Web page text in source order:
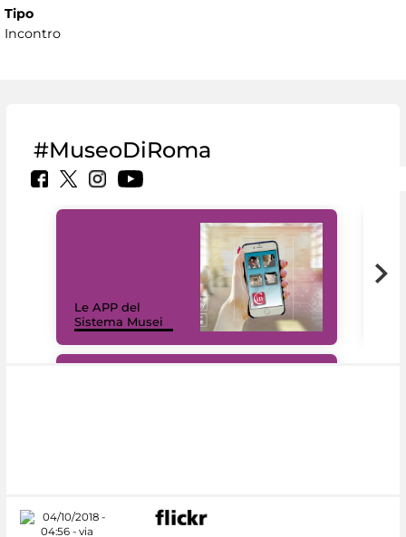
Tipo
Incontro
#MuseoDiRoma
Le APP del
Sistema Musei